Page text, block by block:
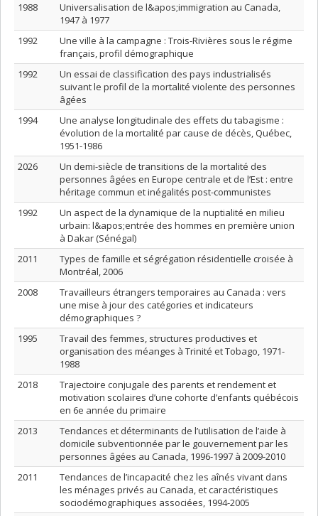
1988
Universalisation de l&apos;immigration au Canada,
1947 à 1977
1992
Une ville à la campagne : Trois-Rivières sous le régime
français, profil démographique
1992
Un essai de classification des pays industrialisés
suivant le profil de la mortalité violente des personnes
âgées
1994
Une analyse longitudinale des effets du tabagisme :
évolution de la mortalité par cause de décès, Québec,
1951-1986
2026
Un demi-siècle de transitions de la mortalité des
personnes âgées en Europe centrale et de l’Est : entre
héritage commun et inégalités post-communistes
1992
Un aspect de la dynamique de la nuptialité en milieu
urbain: l&apos;entrée des hommes en première union
à Dakar (Sénégal)
2011
Types de famille et ségrégation résidentielle croisée à
Montréal, 2006
2008
Travailleurs étrangers temporaires au Canada : vers
une mise à jour des catégories et indicateurs
démographiques ?
1995
Travail des femmes, structures productives et
organisation des méanges à Trinité et Tobago, 1971-
1988
2018
Trajectoire conjugale des parents et rendement et
motivation scolaires d’une cohorte d’enfants québécois
en 6e année du primaire
2013
Tendances et déterminants de l’utilisation de l’aide à
domicile subventionnée par le gouvernement par les
personnes âgées au Canada, 1996-1997 à 2009-2010
2011
Tendances de l’incapacité chez les aînés vivant dans
les ménages privés au Canada, et caractéristiques
sociodémographiques associées, 1994-2005